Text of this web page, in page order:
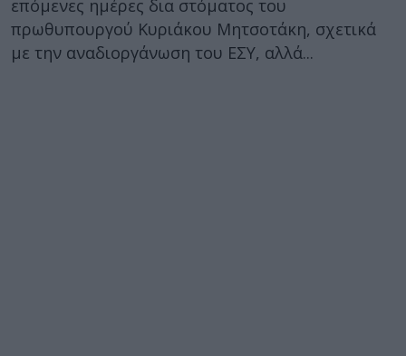
επόμενες ημέρες δια στόματος του
πρωθυπουργού Κυριάκου Μητσοτάκη, σχετικά
με την αναδιοργάνωση του ΕΣΥ, αλλά...